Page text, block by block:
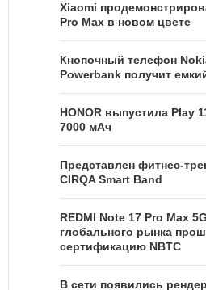
Xiaomi
Pro Max в новом цвете
Кнопочный телефон
Powerbank получит
HONOR выпустила Play
7000 мАч
Представлен фитнес-
CIRQA Smart Band
REDMI Note 17 Pro Max
глобального рынка
сертификацию NBTC
В сети появились